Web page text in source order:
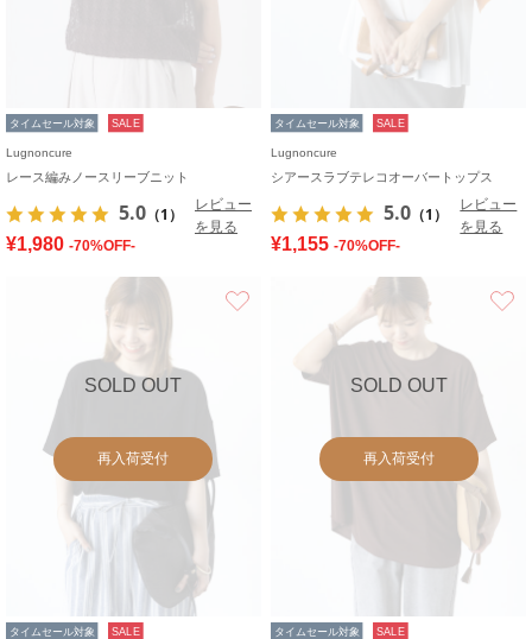
タイムセール対象 SALE
Lugnoncure
レース編みノースリーブニット
5.0 （1）
レビュー
を見る
¥1,980 -70%OFF-
タイムセール対象 SALE
Lugnoncure
シアースラブテレコオーバートップス
5.0 （1）
レビュー
を見る
¥1,155 -70%OFF-
SOLD OUT
再入荷受付
タイムセール対象 SALE
SOLD OUT
再入荷受付
タイムセール対象 SALE